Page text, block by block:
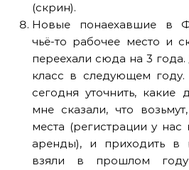
(скрин).
Новые понаехавшие в
чьё-то рабочее место и
переехали сюда на 3
класс в следующем
сегодня уточнить, какие
мне сказали, что
места (регистрации у нас
аренды), и приходить
взяли в прошлом